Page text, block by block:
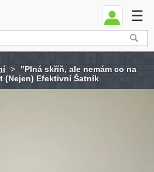
☰
>
"Plná skříň, ale nemám co na
(Nejen) Efektivní Šatník